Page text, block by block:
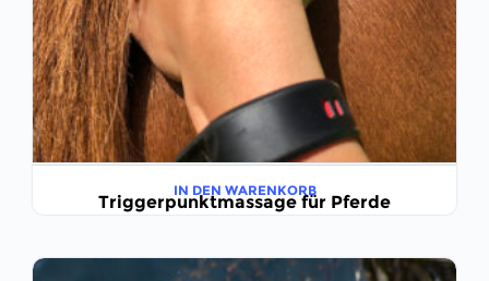
Triggerpunktmassage für Pferde
IN DEN WARENKORB